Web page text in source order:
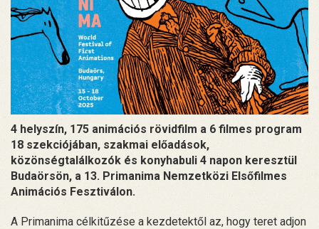
4 helyszín, 175 animációs rövidfilm a 6 filmes program
18 szekciójában, szakmai előadások,
közönségtalálkozók és konyhabuli 4 napon keresztül
Budaörsön, a 13. Primanima Nemzetközi Elsőfilmes
Animációs Fesztiválon.
A Primanima célkitűzése a kezdetektől az, hogy teret adjon